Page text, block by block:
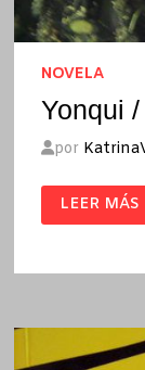
NOVELA
Yonqui
por
YONQUI
/
WILLIAM
LEER MÁS